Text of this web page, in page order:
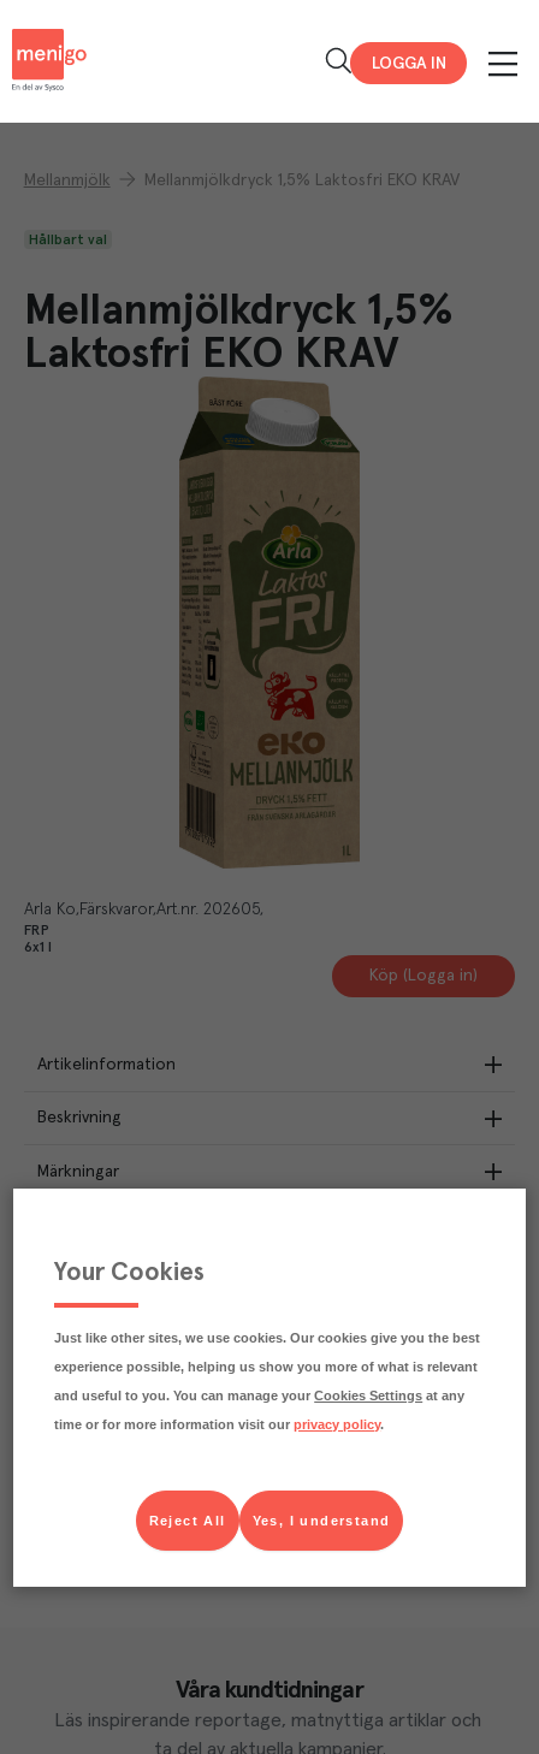
LOGGA IN
Mellanmjölk Mellanmjölkdryck 1,5% Laktosfri EKO KRAV
Hållbart val
Mellanmjölkdryck 1,5%
Laktosfri EKO KRAV
Arla Ko Färskvaror Art.nr. 202605
FRP
6x1 l
Köp (Logga in)
Artikelinformation
Beskrivning
Märkningar
CO₂e/kg
Varje kilo av varan påverkar klimatet motsvarande
utsläppen av 1.1 kg koldioxid.
Våra kundtidningar
Läs inspirerande reportage, matnyttiga artiklar och
ta del av aktuella kampanjer.
Your Cookies
Just like other sites, we use cookies. Our cookies give you the best
experience possible, helping us show you more of what is relevant
and useful to you. You can manage yourCookies Settings at any
time or for more information visit ourprivacy policy.
Yes, I understand
Reject All